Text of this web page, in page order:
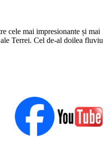
cele mai impresionante și mai
Terrei. Cel de-al doilea fluviu